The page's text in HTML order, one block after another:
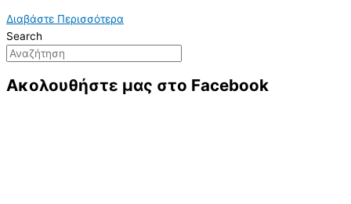
Διαβάστε Περισσότερα
Search
Ακολουθήστε μας στο Facebook